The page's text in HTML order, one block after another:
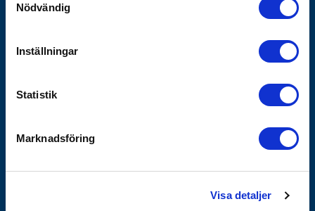
Nödvändig
Inställningar
Statistik
Marknadsföring
Visa detaljer
Kontakta oss
Vanliga frågor
Hållbarhetshändelser